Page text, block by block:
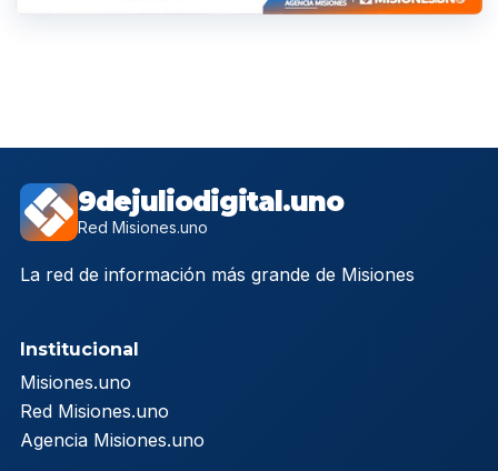
9dejuliodigital.uno
Red Misiones.uno
La red de información más grande de Misiones
Institucional
Misiones.uno
Red Misiones.uno
Agencia Misiones.uno